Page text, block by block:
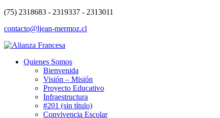
(75) 2318683 - 2319337 - 2313011
contacto@ljean-mermoz.cl
Quienes Somos
Bienvenida
Visión – Misión
Proyecto Educativo
Infraestructura
#201 (sin título)
Convivencia Escolar